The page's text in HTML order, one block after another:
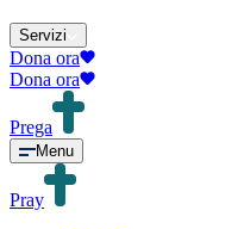
Servizi
Dona ora
Dona ora
Prega
Menu
Pray